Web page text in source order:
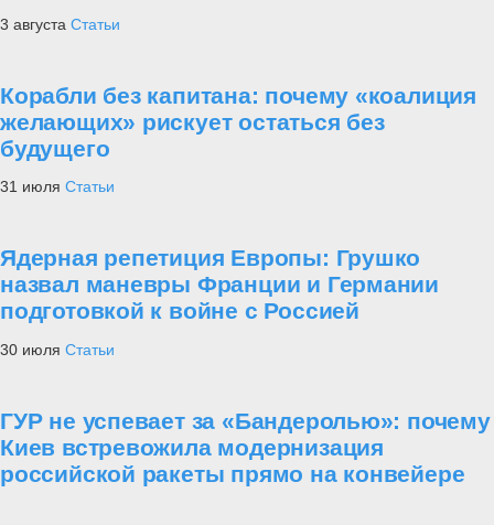
3 августа Статьи
Корабли без капитана: почему «коалиция
желающих» рискует остаться без
будущего
31 июля Статьи
Ядерная репетиция Европы: Грушко
назвал маневры Франции и Германии
подготовкой к войне с Россией
30 июля Статьи
ГУР не успевает за «Бандеролью»: почему
Киев встревожила модернизация
российской ракеты прямо на конвейере